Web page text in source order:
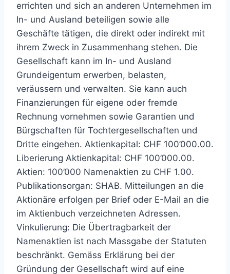
errichten und sich an anderen Unternehmen im
In- und Ausland beteiligen sowie alle
Geschäfte tätigen, die direkt oder indirekt mit
ihrem Zweck in Zusammenhang stehen. Die
Gesellschaft kann im In- und Ausland
Grundeigentum erwerben, belasten,
veräussern und verwalten. Sie kann auch
Finanzierungen für eigene oder fremde
Rechnung vornehmen sowie Garantien und
Bürgschaften für Tochtergesellschaften und
Dritte eingehen. Aktienkapital: CHF 100’000.00.
Liberierung Aktienkapital: CHF 100’000.00.
Aktien: 100’000 Namenaktien zu CHF 1.00.
Publikationsorgan: SHAB. Mitteilungen an die
Aktionäre erfolgen per Brief oder E-Mail an die
im Aktienbuch verzeichneten Adressen.
Vinkulierung: Die Übertragbarkeit der
Namenaktien ist nach Massgabe der Statuten
beschränkt. Gemäss Erklärung bei der
Gründung der Gesellschaft wird auf eine